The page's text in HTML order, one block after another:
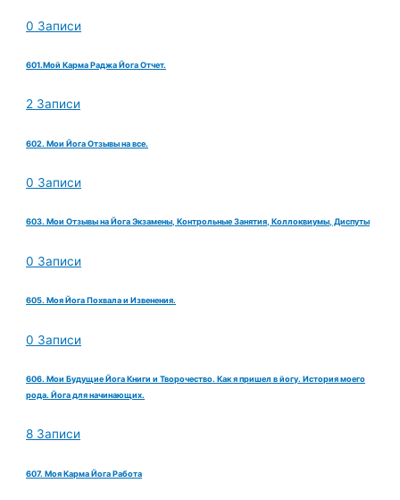
0 Записи
601.Мой Карма Раджа Йога Отчет.
2 Записи
602. Мои Йога Отзывы на все.
0 Записи
603. Мои Отзывы на Йога Экзамены, Контрольные Занятия, Коллоквиумы, Диспуты
0 Записи
605. Моя Йога Похвала и Извенения.
0 Записи
606. Мои Будущие Йога Книги и Творочество. Как я пришел в йогу. История моего
рода. Йога для начинающих.
8 Записи
607. Моя Карма Йога Работа